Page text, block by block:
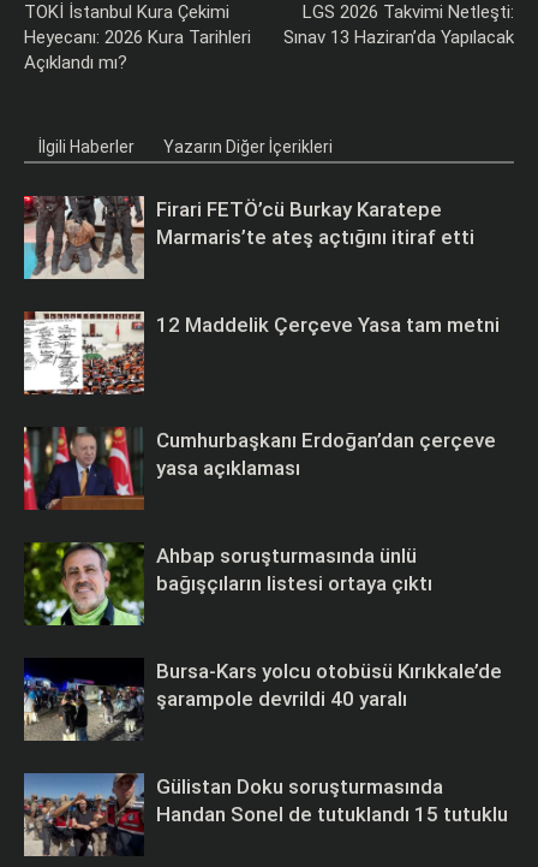
TOKİ İstanbul Kura Çekimi
Heyecanı: 2026 Kura Tarihleri
Açıklandı mı?
LGS 2026 Takvimi Netleşti:
Sınav 13 Haziran’da Yapılacak
İlgili Haberler Yazarın Diğer İçerikleri
Firari FETÖ’cü Burkay Karatepe
Marmaris’te ateş açtığını itiraf etti
12 Maddelik Çerçeve Yasa tam metni
Cumhurbaşkanı Erdoğan’dan çerçeve
yasa açıklaması
Ahbap soruşturmasında ünlü
bağışçıların listesi ortaya çıktı
Bursa-Kars yolcu otobüsü Kırıkkale’de
şarampole devrildi 40 yaralı
Gülistan Doku soruşturmasında
Handan Sonel de tutuklandı 15 tutuklu